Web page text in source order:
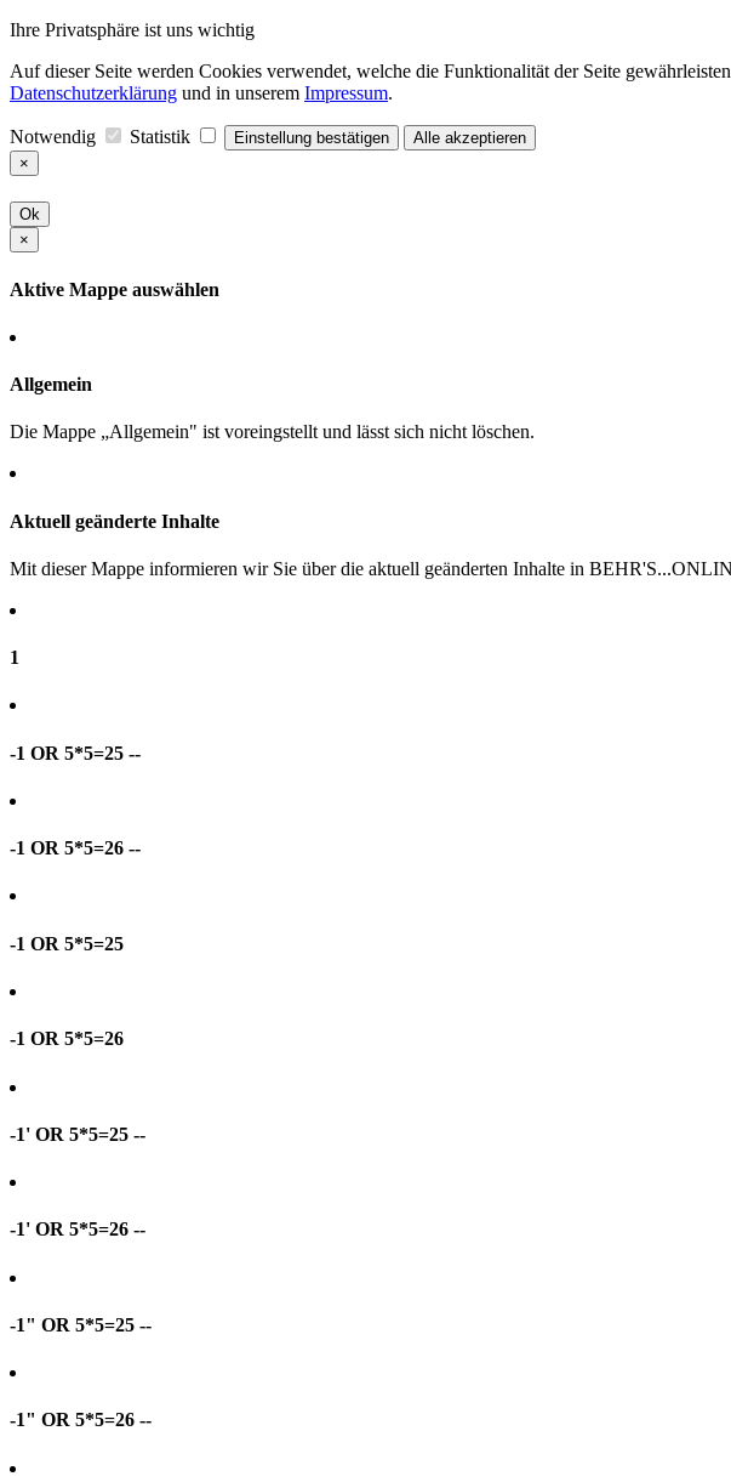
Ihre Privatsphäre ist uns wichtig
Auf dieser Seite werden Cookies verwendet, welche die Funktionalität der Seite
Datenschutzerklärung und in unserem Impressum.
Notwendig Statistik Einstellung bestätigen
Alle akzeptieren
×
Ok
×
Aktive Mappe auswählen
Allgemein
Die Mappe „Allgemein" ist voreingstellt und lässt sich nicht löschen.
Aktuell geänderte Inhalte
Mit dieser Mappe informieren wir Sie über die aktuell geänderten Inhalte in
1
-1 OR 5*5=25 --
-1 OR 5*5=26 --
-1 OR 5*5=25
-1 OR 5*5=26
-1' OR 5*5=25 --
-1' OR 5*5=26 --
-1" OR 5*5=25 --
-1" OR 5*5=26 --